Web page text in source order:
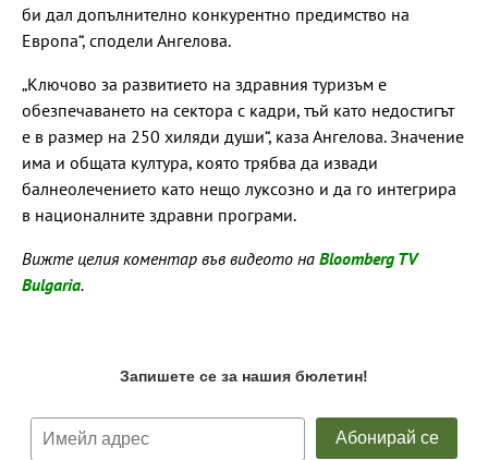
би дал допълнително конкурентно предимство на
Европа“, сподели Ангелова.
„Ключово за развитието на здравния туризъм е
обезпечаването на сектора с кадри, тъй като недостигът
е в размер на 250 хиляди души“, каза Ангелова. Значение
има и общата култура, която трябва да извади
балнеолечението като нещо луксозно и да го интегрира
в националните здравни програми.
Вижте целия коментар във видеото на Bloomberg TV
Bulgaria.